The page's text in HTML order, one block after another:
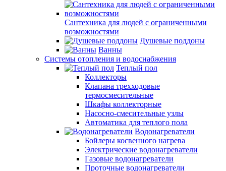
Сантехника для людей с ограниченными
возможностями
Душевые поддоны
Ванны
Системы отопления и водоснабжения
Теплый пол
Коллекторы
Клапана трехходовые
термосмесительные
Шкафы коллекторные
Насосно-смесительные узлы
Автоматика для теплого пола
Водонагреватели
Бойлеры косвенного нагрева
Электрические водонагреватели
Газовые водонагреватели
Проточные водонагреватели